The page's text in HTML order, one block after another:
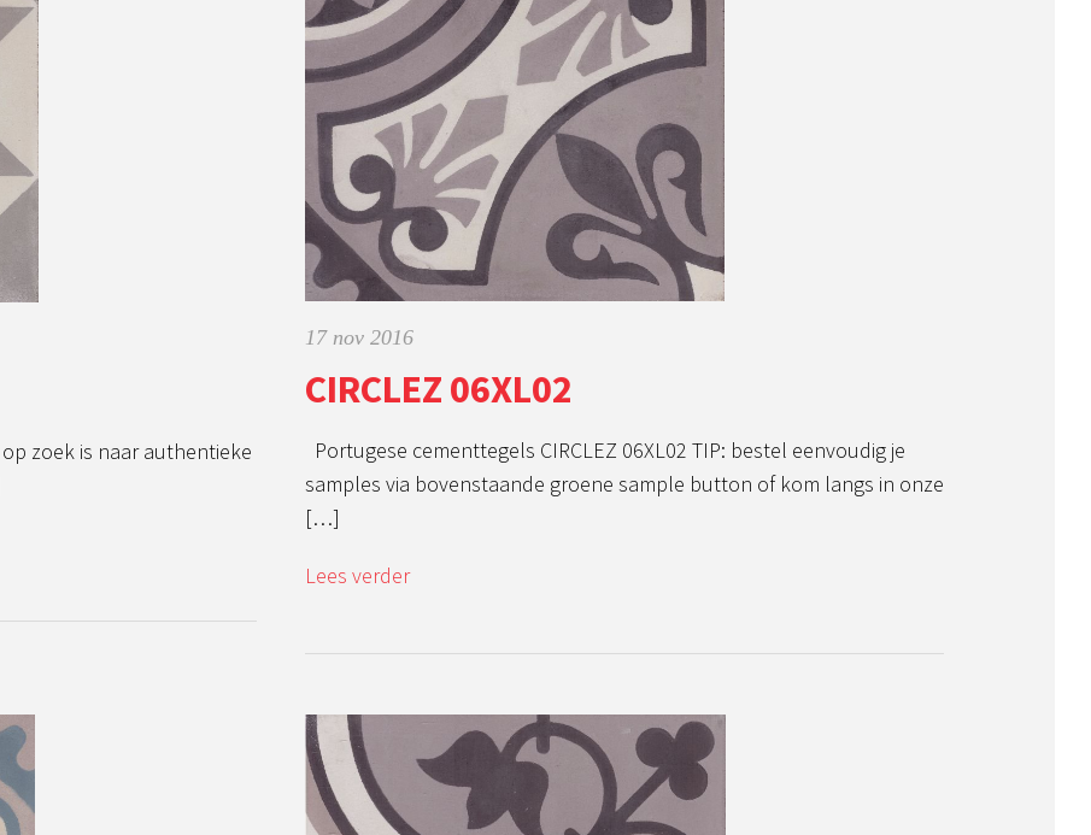
op zoek is naar authentieke
17 nov 2016
CIRCLEZ 06XL02
Portugese cementtegels CIRCLEZ 06XL02 TIP: bestel eenvoudig je
samples via bovenstaande groene sample button of kom langs in onze
[…]
Lees verder